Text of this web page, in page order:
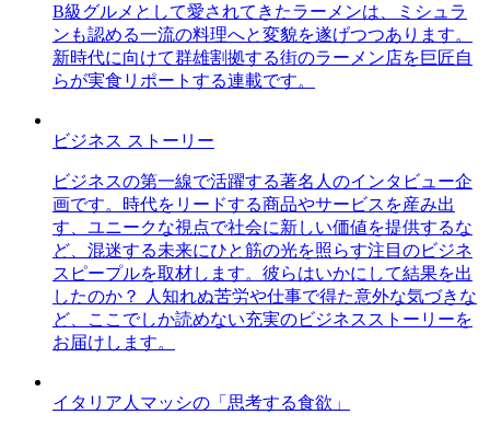
B級グルメとして愛されてきたラーメンは、ミシュラ
ンも認める一流の料理へと変貌を遂げつつあります。
新時代に向けて群雄割拠する街のラーメン店を巨匠自
らが実食リポートする連載です。
ビジネス ストーリー
ビジネスの第一線で活躍する著名人のインタビュー企
画です。時代をリードする商品やサービスを産み出
す、ユニークな視点で社会に新しい価値を提供するな
ど、混迷する未来にひと筋の光を照らす注目のビジネ
スピープルを取材します。彼らはいかにして結果を出
したのか？ 人知れぬ苦労や仕事で得た意外な気づきな
ど、ここでしか読めない充実のビジネスストーリーを
お届けします。
イタリア人マッシの「思考する食欲」